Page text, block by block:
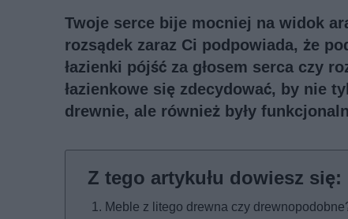
Twoje serce bije mocniej na widok
rozsądek zaraz Ci podpowiada, że
łazienki pójść za głosem serca czy
łazienkowe się zdecydować, by nie
drewnie, ale również były
Meble z litego drewna czy